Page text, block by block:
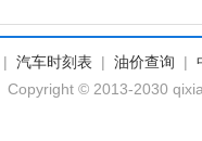
| 汽车时刻表 | 油价查询 |
Copyright © 2013-2030